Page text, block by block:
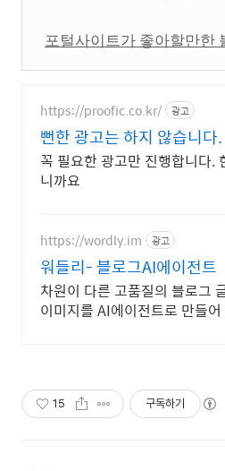
포털사이트가 좋아할만한
https://proofic.co.kr/ 광고
뻔한 광고는 하지 않습니다.
꼭 필요한 광고만 진행합니다.
니까요
https://wordly.im 광고
워들리- 블로그AI에이전트
차원이 다른 고품질의 블로그
이미지를 AI에이전트로 만들
15 구독하기